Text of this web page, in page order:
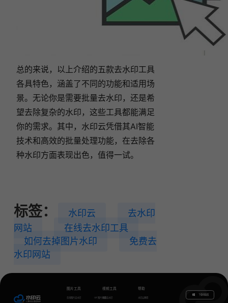
总的来说，以上介绍的五款去水印工具
各具特色，涵盖了不同的功能和适用场
景。无论你是需要批量去水印，还是希
望去除复杂的水印，这些工具都能满足
你的需求。其中，水印云凭借其AI智能
技术和高效的批量处理功能，在去除各
种水印方面表现出色，值得一试。
标签： 水印云
去水印
网站
在线去水印工具
如何去掉图片水印
免费去
水印网站
图片工具
在线图片去水印 GIF图片生成
视频工具
视频去水印
帮助
水印云教程
下载电脑版